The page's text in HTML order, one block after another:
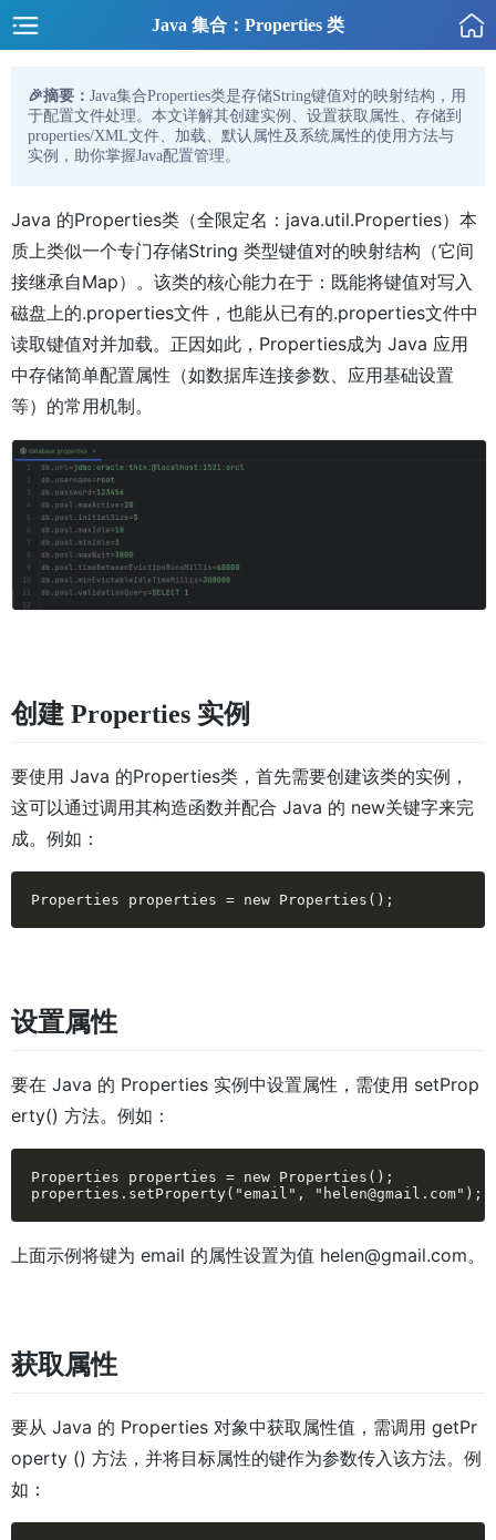
Java 集合：Properties 类
🎉摘要： Java集合Properties类是存储String键值对的映射结构，用
于配置文件处理。本文详解其创建实例、设置获取属性、存储到
properties/XML文件、加载、默认属性及系统属性的使用方法与
实例，助你掌握Java配置管理。
Java 的Properties类（全限定名：java.util.Properties）本
质上类似一个专门存储String 类型键值对的映射结构（它间
接继承自Map）。该类的核心能力在于：既能将键值对写入
磁盘上的.properties文件，也能从已有的.properties文件中
读取键值对并加载。正因如此，Properties成为 Java 应用
中存储简单配置属性（如数据库连接参数、应用基础设置
等）的常用机制。
创建 Properties 实例
要使用 Java 的Properties类，首先需要创建该类的实例，
这可以通过调用其构造函数并配合 Java 的 new关键字来完
成。例如：
Properties properties = new Properties();
设置属性
要在 Java 的 Properties 实例中设置属性，需使用 setProp
erty() 方法。例如：
Properties properties = new Properties();
properties.setProperty("email", "helen@gmail.com");
上面示例将键为 email 的属性设置为值 helen@gmail.com。
获取属性
要从 Java 的 Properties 对象中获取属性值，需调用 getPr
operty () 方法，并将目标属性的键作为参数传入该方法。例
如：